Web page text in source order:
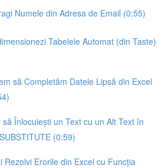
Numele din Adresa de Email (0:55)
Tabelele Automat (din Taste)
să Completăm Datele Lipsă din Excel
Înlocuiești un Text cu un Alt Text în
(0:59)
Rezolvi Erorile din Excel cu Funcția